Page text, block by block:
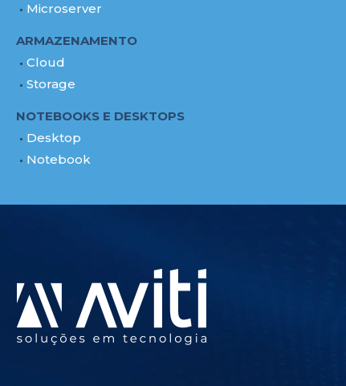
Microserver
ARMAZENAMENTO
Cloud
Storage
NOTEBOOKS E DESKTOPS
Desktop
Notebook